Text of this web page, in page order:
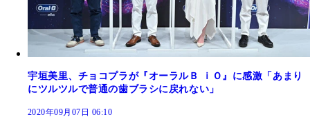
宇垣美里、チョコプラが『オーラルＢ ｉＯ』に感激「あまり
にツルツルで普通の歯ブラシに戻れない」
2020年09月07日 06:10